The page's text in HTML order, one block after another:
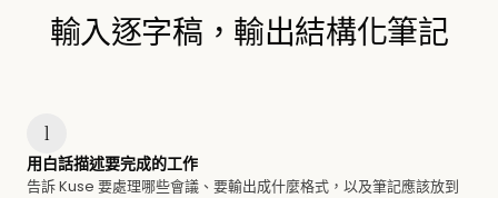
輸入逐字稿，輸出結構化筆記
1
用白話描述要完成的工作
告訴 Kuse 要處理哪些會議、要輸出成什麼格式，以及筆記應該放到